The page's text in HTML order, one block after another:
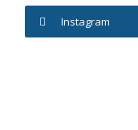
Instagram